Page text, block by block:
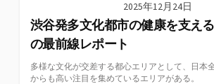
2025年12月24日
渋谷発多文化都市の健康を支え
の最前線レポート
多様な文化が交差する都心エリアとして、日本
からも高い注目を集めているエリアがある。